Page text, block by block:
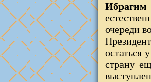
Ибрагим
очереди
остаться
страну